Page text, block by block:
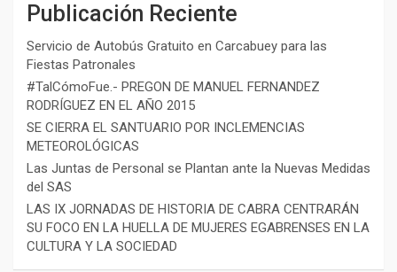
Publicación Reciente
Servicio de Autobús Gratuito en Carcabuey para las
Fiestas Patronales
#TalCómoFue.- PREGON DE MANUEL FERNANDEZ
RODRÍGUEZ EN EL AÑO 2015
SE CIERRA EL SANTUARIO POR INCLEMENCIAS
METEOROLÓGICAS
Las Juntas de Personal se Plantan ante la Nuevas Medidas
del SAS
LAS IX JORNADAS DE HISTORIA DE CABRA CENTRARÁN
SU FOCO EN LA HUELLA DE MUJERES EGABRENSES EN LA
CULTURA Y LA SOCIEDAD